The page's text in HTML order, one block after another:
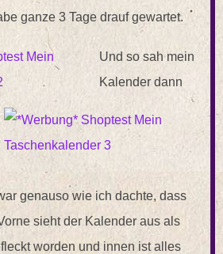
ganze 3 Tage drauf gewartet.
Und so sah mein
Kalender dann
genauso wie ich dachte, dass
sieht der Kalender aus als
worden und innen ist alles